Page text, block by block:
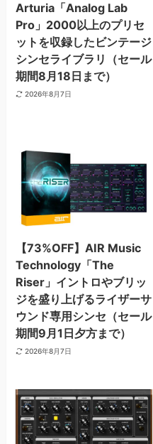
Arturia「Analog Lab
Pro」2000以上のプリセ
ットを収録したビンテージ
シンセライブラリ（セール
期間8月18日まで）
2026年8月7日
【73%OFF】AIR Music
Technology「The
Riser」イントロやブリッ
ジを盛り上げるライザーサ
ウンド専用シンセ（セール
期間9月1日夕方まで）
2026年8月7日